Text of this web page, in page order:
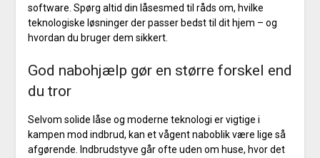
software. Spørg altid din låsesmed til råds om, hvilke
teknologiske løsninger der passer bedst til dit hjem – og
hvordan du bruger dem sikkert.
God nabohjælp gør en større forskel end
du tror
Selvom solide låse og moderne teknologi er vigtige i
kampen mod indbrud, kan et vågent naboblik være lige så
afgørende. Indbrudstyve går ofte uden om huse, hvor det